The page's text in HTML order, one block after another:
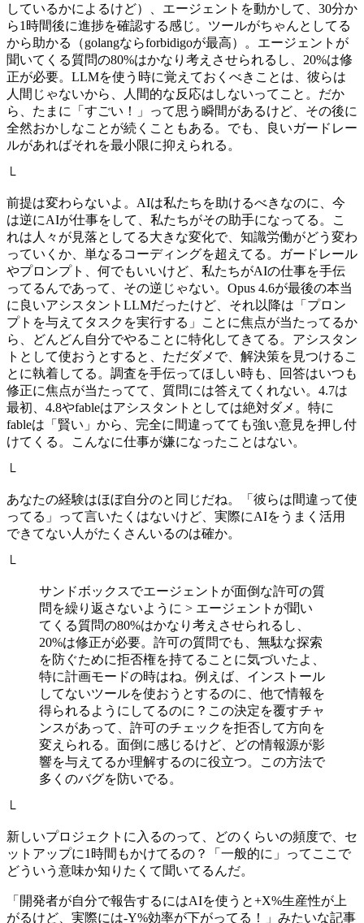
しているかによるけど）、エージェントを動かして、30分か
ら1時間後に進捗を確認する感じ。ツールがちゃんとしてる
から助かる（golangならforbidigoが最高）。エージェントが
聞いてくる質問の80%はかなり考えさせられるし、20%は修
正が必要。LLMを使う時に覚えておくべきことは、彼らは
人間じゃないから、人間的な反応はしないってこと。だか
ら、たまに「すごい！」って思う瞬間があるけど、その後に
全然おかしなことが続くこともある。でも、良いガードレー
ルがあればそれを最小限に抑えられる。
└
前提は変わらないよ。AIは私たちを助けるべきなのに、今
は逆にAIが仕事をして、私たちがその助手になってる。こ
れは人々が見落としてる大きな変化で、知識労働がどう変わ
っていくか、単なるコーディングを超えてる。ガードレール
やプロンプト、何でもいいけど、私たちがAIの仕事を手伝
ってるんであって、その逆じゃない。Opus 4.6が最後の本当
に良いアシスタントLLMだったけど、それ以降は「プロン
プトを与えてタスクを実行する」ことに焦点が当たってるか
ら、どんどん自分でやることに特化してきてる。アシスタン
トとして使おうとすると、ただダメで、解決策を見つけるこ
とに執着してる。調査を手伝ってほしい時も、回答はいつも
修正に焦点が当たってて、質問には答えてくれない。4.7は
最初、4.8やfableはアシスタントとしては絶対ダメ。特に
fableは「賢い」から、完全に間違ってても強い意見を押し付
けてくる。こんなに仕事が嫌になったことはない。
└
あなたの経験はほぼ自分のと同じだね。「彼らは間違って使
ってる」って言いたくはないけど、実際にAIをうまく活用
できてない人がたくさんいるのは確か。
└
サンドボックスでエージェントが面倒な許可の質
問を繰り返さないように > エージェントが聞い
てくる質問の80%はかなり考えさせられるし、
20%は修正が必要。許可の質問でも、無駄な探索
を防ぐために拒否権を持てることに気づいたよ、
特に計画モードの時はね。例えば、インストール
してないツールを使おうとするのに、他で情報を
得られるようにしてるのに？この決定を覆すチャ
ンスがあって、許可のチェックを拒否して方向を
変えられる。面倒に感じるけど、どの情報源が影
響を与えてるか理解するのに役立つ。この方法で
多くのバグを防いでる。
└
新しいプロジェクトに入るのって、どのくらいの頻度で、セ
ットアップに1時間もかけてるの？「一般的に」ってここで
どういう意味か知りたくて聞いてるんだ。
「開発者が自分で報告するにはAIを使うと+X%生産性が上
がるけど、実際には-Y%効率が下がってる！」みたいな記事